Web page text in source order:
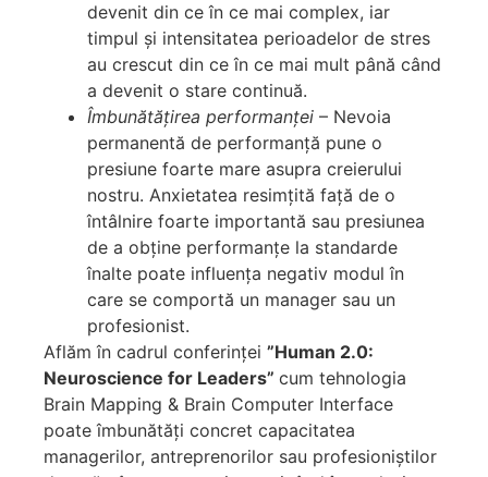
devenit din ce în ce mai complex, iar
timpul și intensitatea perioadelor de stres
au crescut din ce în ce mai mult până când
a devenit o stare continuă.
Îmbunătățirea performanței – Nevoia
permanentă de performanță pune o
presiune foarte mare asupra creierului
nostru. Anxietatea resimțită față de o
întâlnire foarte importantă sau presiunea
de a obține performanțe la standarde
înalte poate influența negativ modul în
care se comportă un manager sau un
profesionist.
Aflăm în cadrul conferinței ”Human 2.0:
Neuroscience for Leaders” cum tehnologia
Brain Mapping & Brain Computer Interface
poate îmbunătăți concret capacitatea
managerilor, antreprenorilor sau profesioniștilor